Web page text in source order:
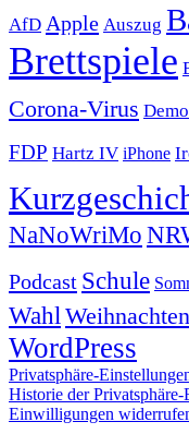
AfD Apple Auszug
Brettspiele
Corona-Virus
FDP Hartz IV iPhone
NaNoWriMo
Podcast Schule
Wahl Weihnachten
WordPress
Privatsphäre-
Historie der Privatsphäre-
Einwilligungen